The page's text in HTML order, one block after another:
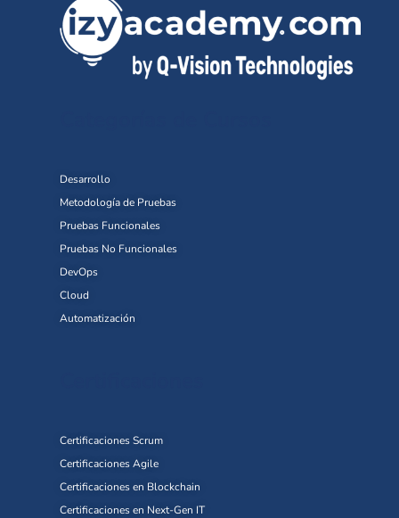
Desarrollo
Metodología de Pruebas
Pruebas Funcionales
Pruebas No Funcionales
DevOps
Cloud
Automatización
Certificaciones Scrum
Certificaciones Agile
Certificaciones en Blockchain
Certificaciones en Next-Gen IT